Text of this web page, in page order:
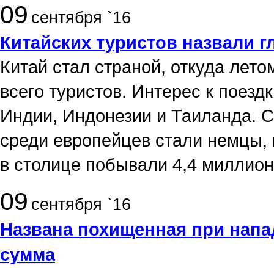
09 сентября `16
Китайских туристов
Китай стал страной, откуда
всего туристов. Интерес к
Индии, Индонезии и Таиланда.
среди европейцев стали
в столице побывали 4,4
09 сентября `16
Названа похищенная при
сумма